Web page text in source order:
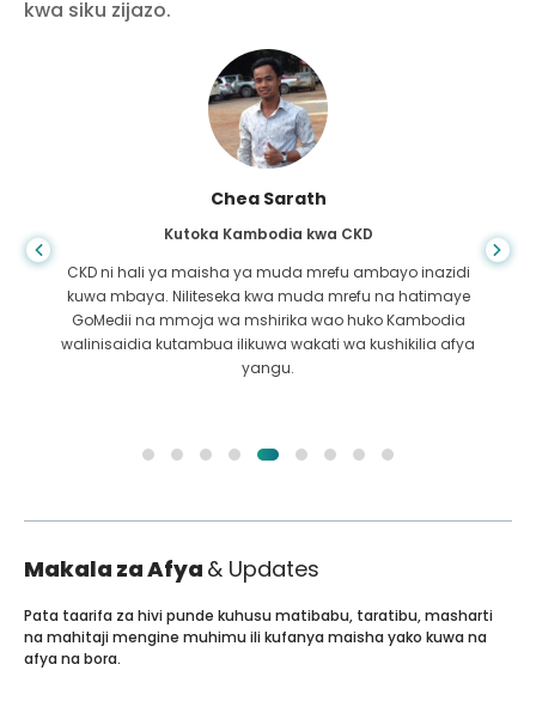
kwa siku zijazo.
inazidi
hatimaye
Kambodia
afya
Kutoka Bangladesh kwa Cirrhosis ya Ini
Huwezi jua maisha yanapokwenda
nilipogundulika kuwa na ugonjwa wa ini,
kwenda. Pesa zangu zilikuwa kidogo na sikujua
Niliwasiliana na mshirika wa GoMedii huko
Makala za Afya & Updates
Pata taarifa za hivi punde kuhusu matibabu, taratibu, masharti
na mahitaji mengine muhimu ili kufanya maisha yako kuwa na
afya na bora.